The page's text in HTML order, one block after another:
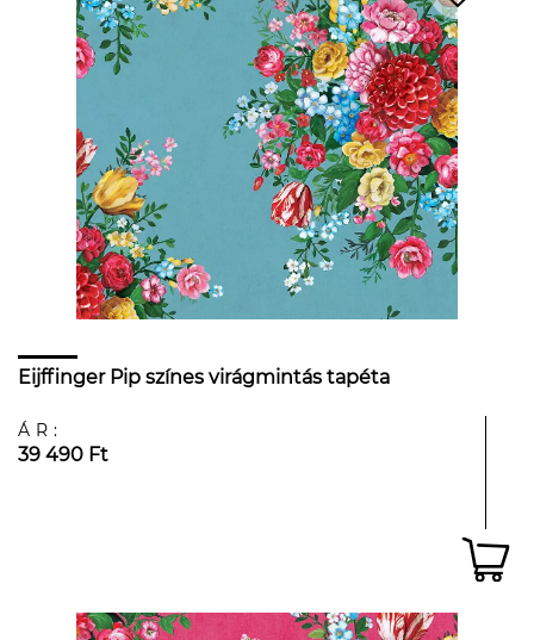
Eijffinger Pip színes virágmintás tapéta
ÁR:
39 490 Ft